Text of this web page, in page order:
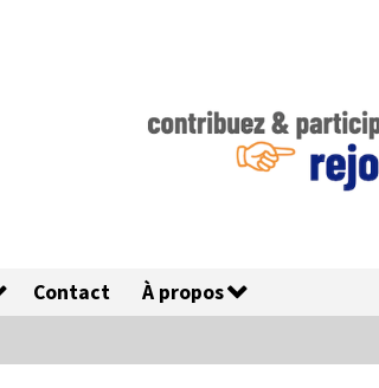
Contact À propos